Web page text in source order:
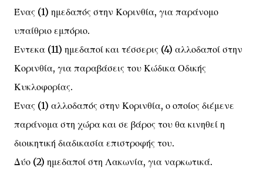
Ένας (1) ημεδαπός στην Κορινθία, για παράνομο
υπαίθριο εμπόριο.
Έντεκα (11) ημεδαποί και τέσσερις (4) αλλοδαποί στην
Κορινθία, για παραβάσεις του Κώδικα Οδικής
Κυκλοφορίας.
Ένας (1) αλλοδαπός στην Κορινθία, ο οποίος διέμενε
παράνομα στη χώρα και σε βάρος του θα κινηθεί η
διοικητική διαδικασία επιστροφής του.
Δύο (2) ημεδαποί στη Λακωνία, για ναρκωτικά.